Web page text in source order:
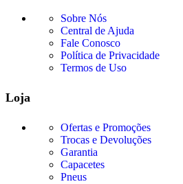
Sobre Nós
Central de Ajuda
Fale Conosco
Política de Privacidade
Termos de Uso
Loja
Ofertas e Promoções
Trocas e Devoluções
Garantia
Capacetes
Pneus